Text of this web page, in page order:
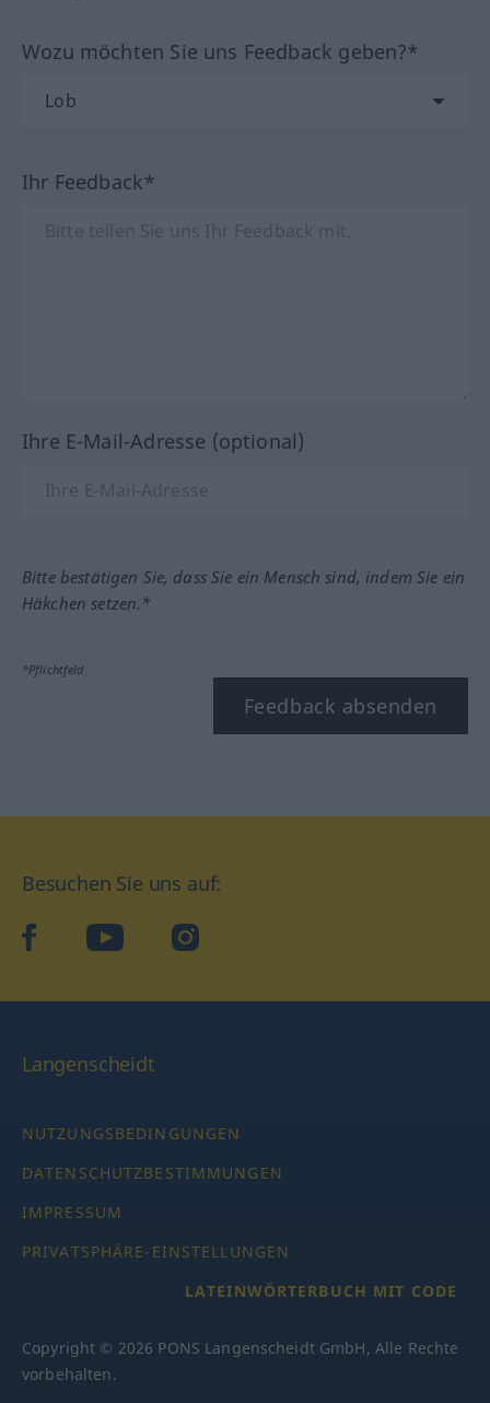
Wozu möchten Sie uns Feedback geben?*
Ihr Feedback*
Ihre E-Mail-Adresse (optional)
Bitte bestätigen Sie, dass Sie ein Mensch sind, indem Sie ein
Häkchen setzen.*
*Pflichtfeld
Feedback absenden
Besuchen Sie uns auf:
facebookYouTube Instagram
Langenscheidt
NUTZUNGSBEDINGUNGEN
DATENSCHUTZBESTIMMUNGEN
IMPRESSUM
PRIVATSPHÄRE-EINSTELLUNGEN
LATEINWÖRTERBUCH MIT CODE
Copyright © 2026 PONS Langenscheidt GmbH, Alle Rechte
vorbehalten.